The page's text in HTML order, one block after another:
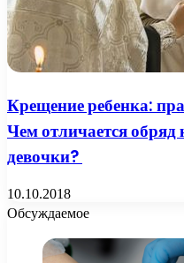
Крещение ребенка:
Чем отличается
девочки?
10.10.2018
Обсуждаемое